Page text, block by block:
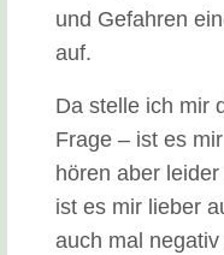
und Gefahren
auf.
Da stelle ich mir
Frage – ist es
hören aber
ist es mir lieber
auch mal